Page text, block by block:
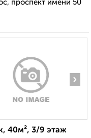
проспект имени 50
›
40м², 3/9 этаж